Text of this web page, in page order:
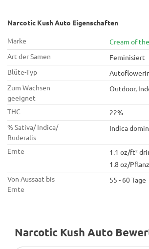
Narcotic Kush Auto Eigenschaften
Marke
Cream of
Art der Samen
Feminisiert
Blüte-Typ
Zum Wachsen
geeignet
Outdoor,
THC
22%
% Sativa/ Indica/
Ruderalis
Indica
Ernte
1.1 oz/ft²
1.8 oz/
Von Aussaat bis
Ernte
55 - 60 Tage
Narcotic Kush Auto